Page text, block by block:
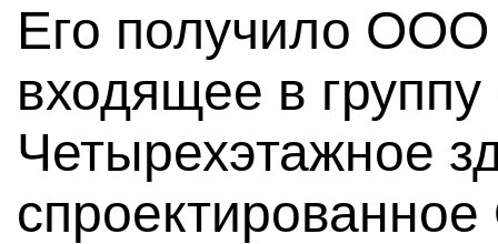
Его получило ООО
входящее в
Четырехэтажное